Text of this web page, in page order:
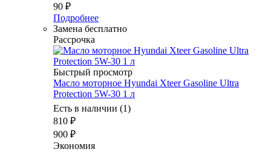
90 ₽
Подробнее
Замена бесплатно
Рассрочка
Быстрый просмотр
Масло моторное Hyundai Xteer Gasoline Ultra
Protection 5W-30 1 л
Есть в наличии (1)
810 ₽
900 ₽
Экономия